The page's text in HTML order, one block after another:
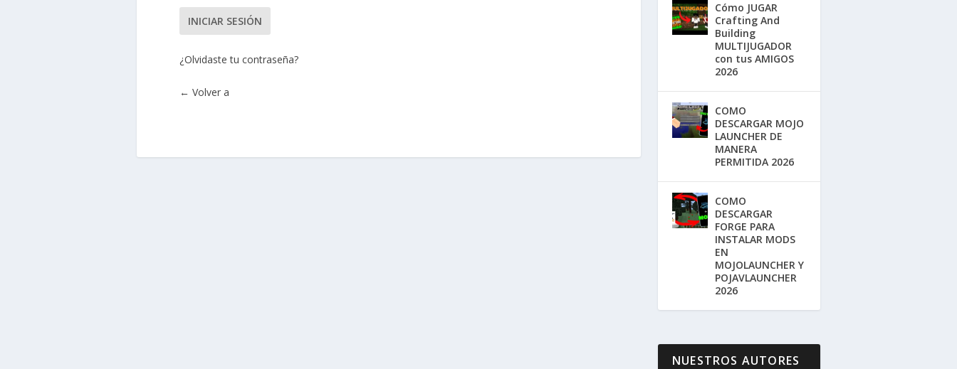
¿Olvidaste tu contraseña?
← Volver a
Cómo JUGAR
Crafting And
Building
MULTIJUGADOR
con tus AMIGOS
2026
COMO
DESCARGAR MOJO
LAUNCHER DE
MANERA
PERMITIDA 2026
COMO
DESCARGAR
FORGE PARA
INSTALAR MODS
EN
MOJOLAUNCHER Y
POJAVLAUNCHER
2026
NUESTROS AUTORES